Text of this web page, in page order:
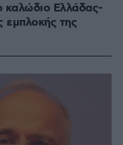
καλώδιο Ελλάδας-
εμπλοκής της